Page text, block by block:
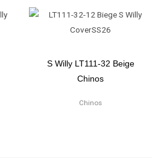
S Willy LT111-32 Beige
Chinos
Chinos